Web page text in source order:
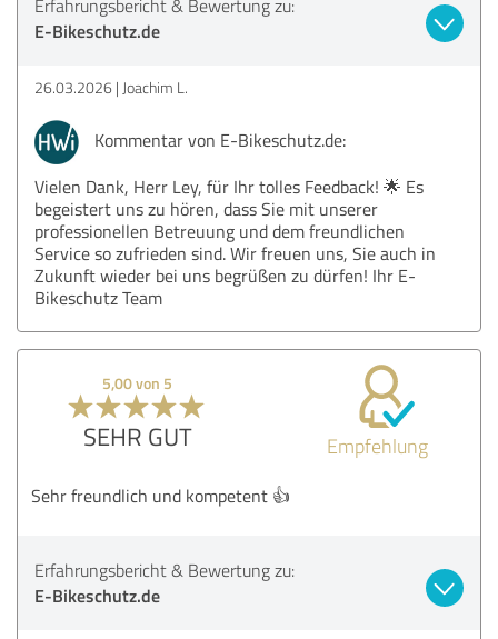
Erfahrungsbericht & Bewertung zu:
E-Bikeschutz.de
26.03.2026 Joachim L.
Kommentar von E-Bikeschutz.de:
Vielen Dank, Herr Ley, für Ihr tolles Feedback! 🌟 Es
begeistert uns zu hören, dass Sie mit unserer
professionellen Betreuung und dem freundlichen
Service so zufrieden sind. Wir freuen uns, Sie auch in
Zukunft wieder bei uns begrüßen zu dürfen! Ihr E-
Bikeschutz Team
5,00 von 5
SEHR GUT Empfehlung
Sehr freundlich und kompetent 👍
Erfahrungsbericht & Bewertung zu:
E-Bikeschutz.de